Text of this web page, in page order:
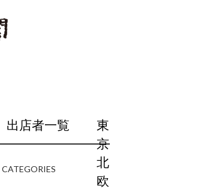
出店者一覧
東
京
北
欧
CATEGORIES